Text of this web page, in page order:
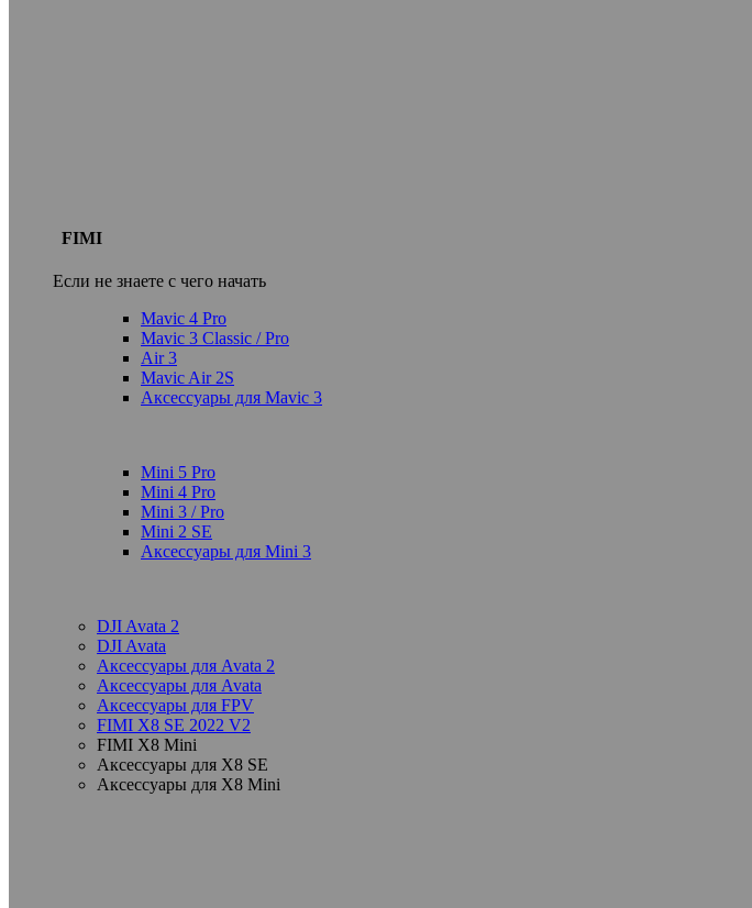
FIMI
Если не знаете с чего начать
Mavic 4 Pro
Mavic 3 Classic / Pro
Air 3
Mavic Air 2S
Аксессуары для Mavic 3
Mini 5 Pro
Mini 4 Pro
Mini 3 / Pro
Mini 2 SE
Аксессуары для Mini 3
DJI Avata 2
DJI Avata
Аксессуары для Avata 2
Аксессуары для Avata
Аксессуары для FPV
FIMI X8 SE 2022 V2
FIMI X8 Mini
Аксессуары для X8 SE
Аксессуары для X8 Mini